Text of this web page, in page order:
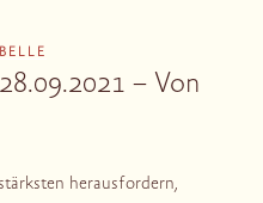
– Von
herausfordern,